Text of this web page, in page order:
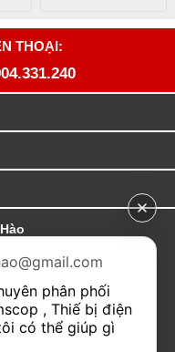
THOẠI:
Láng - Thành phố Hà Nội
phân phối
, Thiế bị điện
có thể giúp gì